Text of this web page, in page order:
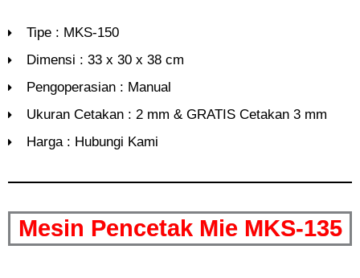
Tipe : MKS-150
Dimensi : 33 x 30 x 38 cm
Pengoperasian : Manual
Ukuran Cetakan : 2 mm & GRATIS Cetakan 3 mm
Harga : Hubungi Kami
Mesin Pencetak Mie MKS-135